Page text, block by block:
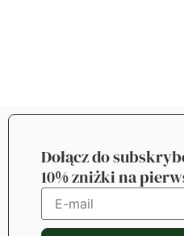
Dołącz do
10% zniżki na